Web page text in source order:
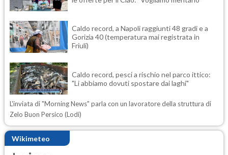
Caldo record, a Napoli raggiunti 48 gradi e a
Gorizia 40 (temperatura mai registrata in
Friuli)
Caldo record, pesci a rischio nel parco ittico:
"Li abbiamo dovuti spostare dai laghi"
L'inviata di "Morning News" parla con un lavoratore della struttura di
Zelo Buon Persico (Lodi)
Wikimeteo